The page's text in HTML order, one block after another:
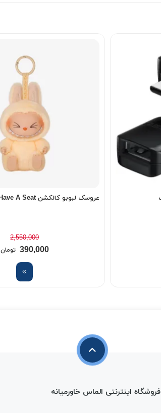
عروسک لبوبو کالکشن Labubu – Have A Seat
2,550,000
390,000 تومان
فروشگاه اینترنتی الماس خاورمیانه